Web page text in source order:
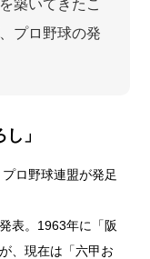
築いてきたこ
プロ野球の発
」
ロ野球連盟が発足
表。1963年に「阪
、現在は「六甲お